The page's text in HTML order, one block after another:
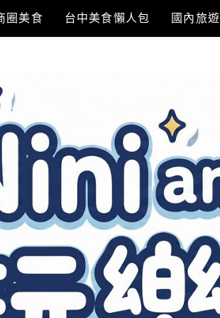
圈美食 台中美食懶人包 國內旅遊